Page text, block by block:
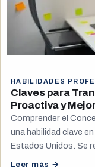
HABILIDADES
Claves para
Proactiva y
Comprender el
una habilidad clave
Estados Unidos. Se
Leer más →